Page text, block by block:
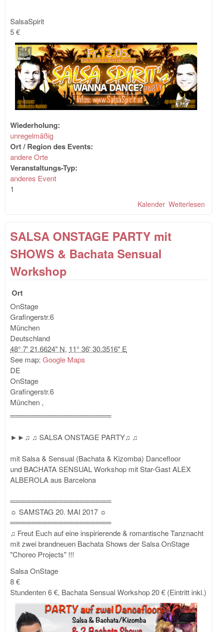
SalsaSpirit
5 €
Wiederholung:
unregelmäßig
Ort / Region des Events:
andere Orte
Veranstaltungs-Typ:
anderes Event
1
Weiterlesen
Kalender
SALSA ONSTAGE PARTY mit
SHOWS & Bachata Sensual
Workshop
Ort
OnStage
Grafingerstr.6
München
Deutschland
48° 7' 21.6624" N, 11° 36' 30.3516" E
See map: Google Maps
DE
OnStage
Grafingerstr.6
München ,
═══════════════════
►►♫ ♫ SALSA ONSTAGE PARTY♫ ♫
mit Salsa & Sensual (Bachata & Kizomba) Dancefloor
und BACHATA SENSUAL Workshop mit Star-Gast ALEX
ALBEROLA aus Barcelona
═══════════════════
☼ SAMSTAG 20. MAI 2017 ☼
═══════════════════
♫ Freut Euch auf eine inspirierende & romantische Tanznacht
mit zwei brandneuen Bachata Shows der Salsa OnStage
"Choreo Projects" !!!
Salsa OnStage
8 €
Stundenten 6 €, Bachata Sensual Workshop 20 € (Eintritt inkl.)